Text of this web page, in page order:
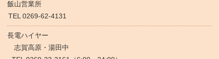
飯山営業所
TEL 0269-62-4131
長電ハイヤー
志賀高原・湯田中